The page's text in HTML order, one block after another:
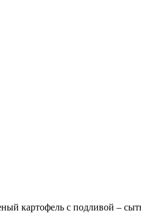
картофель с подливой –